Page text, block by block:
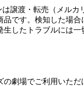
譲渡・転売（メルカ
品です。検知した場合
生したトラブルには一
の劇場でご利用いただ